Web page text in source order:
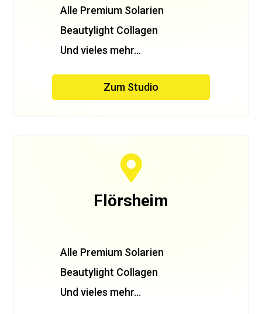
Alle Premium Solarien
Beautylight Collagen
Und vieles mehr…
Zum Studio

Flörsheim
Alle Premium Solarien
Beautylight Collagen
Und vieles mehr…